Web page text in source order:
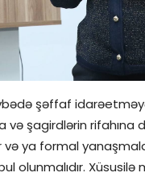
şəffaf
və şagirdlərin
ya formal
olunmalıdır.